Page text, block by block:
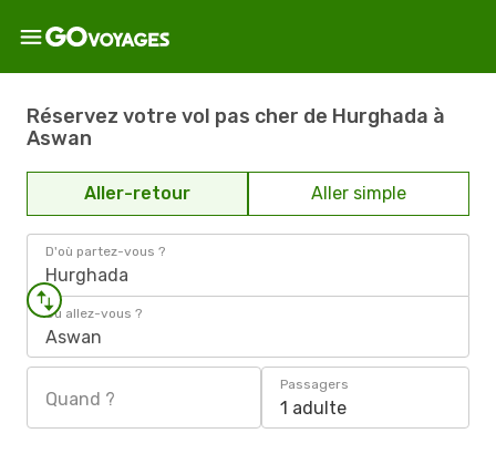
Réservez votre vol pas cher de Hurghada à
Aswan
Aller-retour Aller simple
D'où partez-vous ?
Hurghada
Où allez-vous ?
Aswan
Quand ?
Passagers
1 adulte